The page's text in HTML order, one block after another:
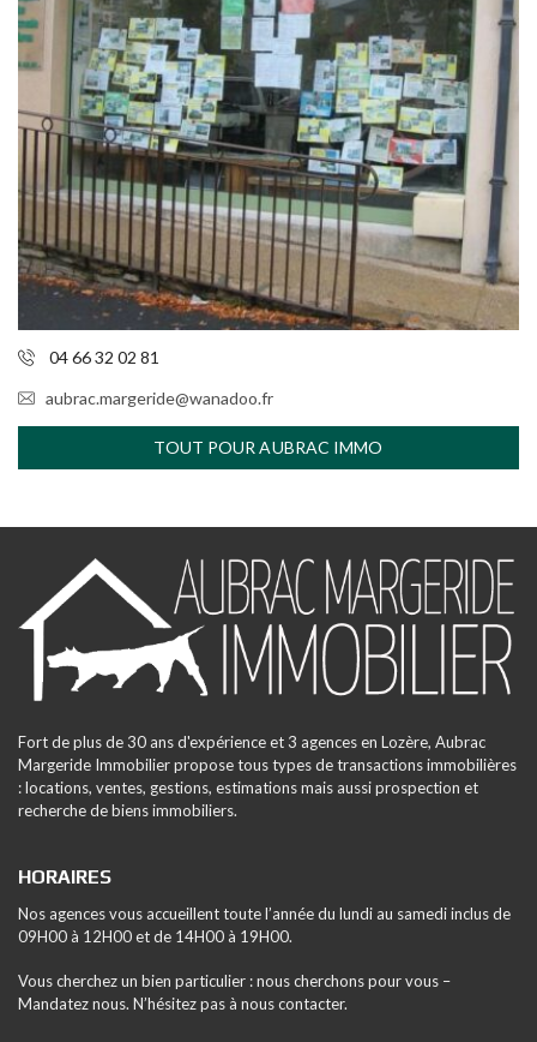
04 66 32 02 81
aubrac.margeride@wanadoo.fr
TOUT POUR AUBRAC IMMO
Fort de plus de 30 ans d'expérience et 3 agences en Lozère, Aubrac
Margeride Immobilier propose tous types de transactions immobilières
: locations, ventes, gestions, estimations mais aussi prospection et
recherche de biens immobiliers.
HORAIRES
Nos agences vous accueillent toute l’année du lundi au samedi inclus de
09H00 à 12H00 et de 14H00 à 19H00.
Vous cherchez un bien particulier : nous cherchons pour vous –
Mandatez nous. N’hésitez pas à nous contacter.